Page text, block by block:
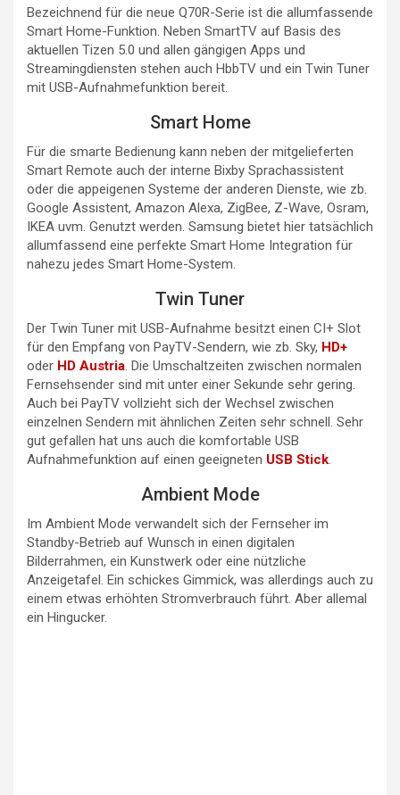
Bezeichnend für die neue Q70R-Serie ist die allumfassende
Smart Home-Funktion. Neben SmartTV auf Basis des
aktuellen Tizen 5.0 und allen gängigen Apps und
Streamingdiensten stehen auch HbbTV und ein Twin Tuner
mit USB-Aufnahmefunktion bereit.
Smart Home
Für die smarte Bedienung kann neben der mitgelieferten
Smart Remote auch der interne Bixby Sprachassistent
oder die appeigenen Systeme der anderen Dienste, wie zb.
Google Assistent, Amazon Alexa, ZigBee, Z-Wave, Osram,
IKEA uvm. Genutzt werden. Samsung bietet hier tatsächlich
allumfassend eine perfekte Smart Home Integration für
nahezu jedes Smart Home-System.
Twin Tuner
Der Twin Tuner mit USB-Aufnahme besitzt einen CI+ Slot
für den Empfang von PayTV-Sendern, wie zb. Sky, HD+
oder HD Austria. Die Umschaltzeiten zwischen normalen
Fernsehsender sind mit unter einer Sekunde sehr gering.
Auch bei PayTV vollzieht sich der Wechsel zwischen
einzelnen Sendern mit ähnlichen Zeiten sehr schnell. Sehr
gut gefallen hat uns auch die komfortable USB
Aufnahmefunktion auf einen geeigneten USB Stick.
Ambient Mode
Im Ambient Mode verwandelt sich der Fernseher im
Standby-Betrieb auf Wunsch in einen digitalen
Bilderrahmen, ein Kunstwerk oder eine nützliche
Anzeigetafel. Ein schickes Gimmick, was allerdings auch zu
einem etwas erhöhten Stromverbrauch führt. Aber allemal
ein Hingucker.